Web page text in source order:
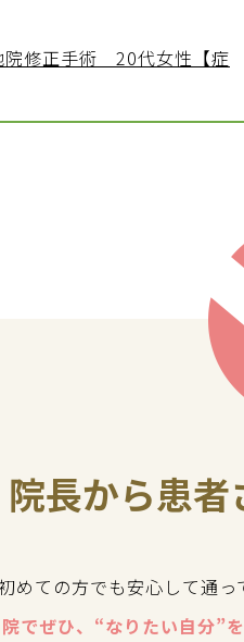
院修正手術 20代女性【症
院長から患者
めての方でも安心して通
でぜひ、“なりたい自分”